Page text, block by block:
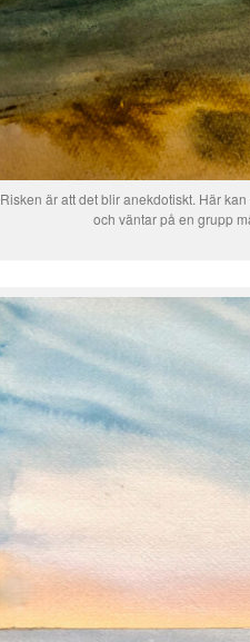
Risken är att det blir anekdotiskt. Här
och väntar på en grupp